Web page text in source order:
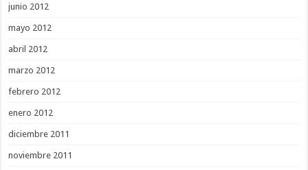
junio 2012
mayo 2012
abril 2012
marzo 2012
febrero 2012
enero 2012
diciembre 2011
noviembre 2011